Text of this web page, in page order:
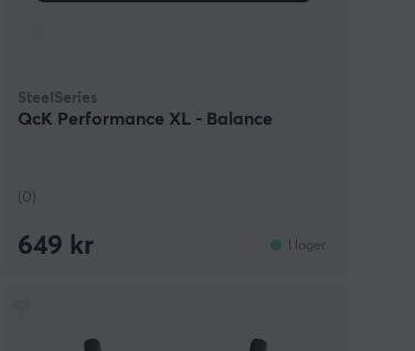
SteelSeries
QcK Performance XL - Balance
(0)
649 kr I lager